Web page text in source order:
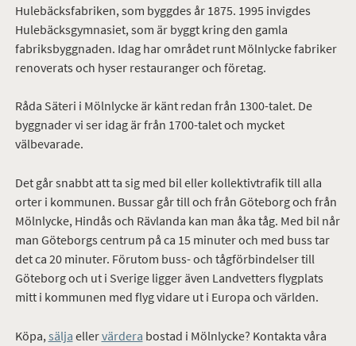
Hulebäcksfabriken, som byggdes år 1875. 1995 invigdes
Hulebäcksgymnasiet, som är byggt kring den gamla
fabriksbyggnaden. Idag har området runt Mölnlycke fabriker
renoverats och hyser restauranger och företag.
Råda Säteri i Mölnlycke är känt redan från 1300-talet. De
byggnader vi ser idag är från 1700-talet och mycket
välbevarade.
Det går snabbt att ta sig med bil eller kollektivtrafik till alla
orter i kommunen. Bussar går till och från Göteborg och från
Mölnlycke, Hindås och Rävlanda kan man åka tåg. Med bil når
man Göteborgs centrum på ca 15 minuter och med buss tar
det ca 20 minuter. Förutom buss- och tågförbindelser till
Göteborg och ut i Sverige ligger även Landvetters flygplats
mitt i kommunen med flyg vidare ut i Europa och världen.
Köpa,sälja ellervärdera bostad i Mölnlycke? Kontakta våra